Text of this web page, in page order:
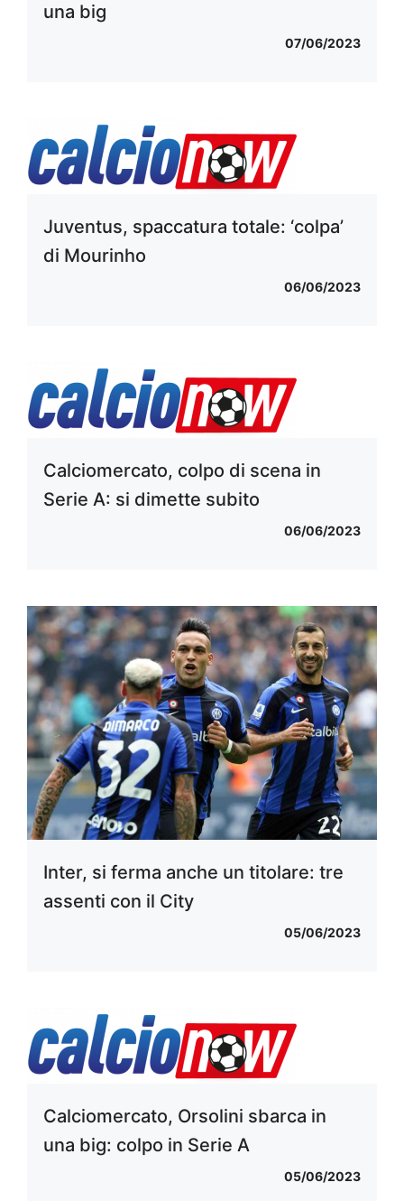
una big
07/06/2023
Juventus, spaccatura totale: ‘colpa’
di Mourinho
06/06/2023
Calciomercato, colpo di scena in
Serie A: si dimette subito
06/06/2023
Inter, si ferma anche un titolare: tre
assenti con il City
05/06/2023
Calciomercato, Orsolini sbarca in
una big: colpo in Serie A
05/06/2023